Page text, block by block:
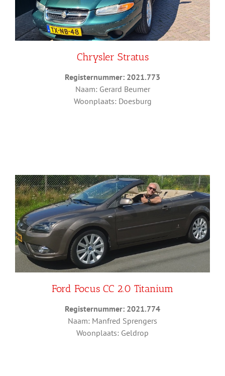
Chrysler Stratus
Registernummer: 2021.773
Naam: Gerard Beumer
Woonplaats: Doesburg
Ford Focus CC 2.0 Titanium
Registernummer: 2021.774
Naam: Manfred Sprengers
Woonplaats: Geldrop